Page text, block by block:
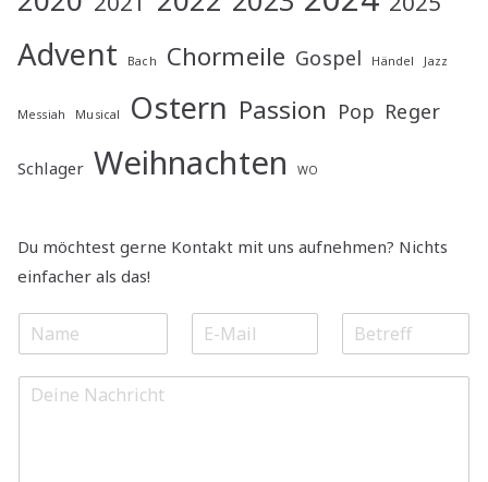
Advent Bach Chormeile Gospel Händel Jazz
Messiah Musical Ostern Passion Pop Reger
Schlager Weihnachten WO
Du möchtest gerne Kontakt mit uns aufnehmen? Nichts
einfacher als das!
N
E
S
M